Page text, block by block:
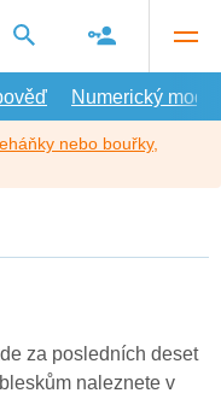
Numerický model
nebo bouřky,
za posledních deset
naleznete v